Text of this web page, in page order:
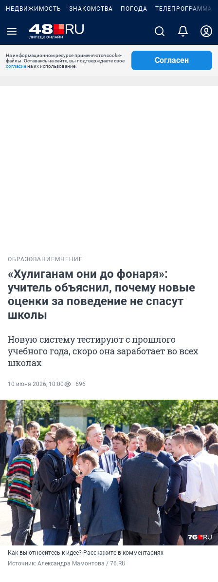
НЕДВИЖИМОСТЬ ЗНАКОМСТВА ПОГОДА ТЕЛЕПРОГРАММА
На информационном ресурсе применяются cookie-
файлы. Оставаясь на сайте, вы подтверждаете свое
согласиена их использование.
Согласен
ОБРАЗОВАНИЕ МНЕНИЕ
«Хулиганам они до фонаря»:
учитель объяснил, почему новые
оценки за поведение не спасут
школы
Новую систему тестируют с прошлого
учебного года, скоро она заработает во всех
школах
10 июня 2026, 10:00 696
Как вы относитесь к идее? Расскажите в комментариях
Источник: Александра Мамонтова / 76.RU